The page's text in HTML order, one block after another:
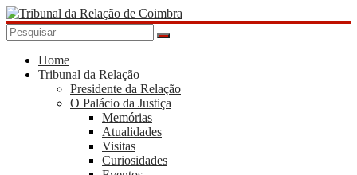
Skip
to
content
Tribunal
Relação
Home
Tribunal da Relação
Presidente da Relação
O Palácio da Justiça
Memórias
Atualidades
Visitas
Curiosidades